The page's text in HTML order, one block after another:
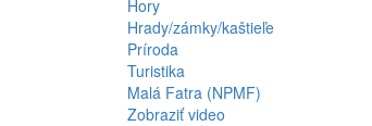
Hory
Hrady/zámky/kaštieľe
Príroda
Turistika
Malá Fatra (NPMF)
Zobraziť video